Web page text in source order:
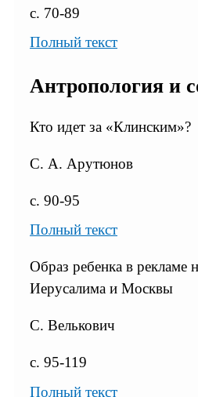
с. 70-89
Полный текст
Антропология и
Кто идет за «Клинским»?
С. А. Арутюнов
с. 90-95
Полный текст
Образ ребенка в рекламе
Иерусалима и Москвы
С. Велькович
с. 95-119
Полный текст